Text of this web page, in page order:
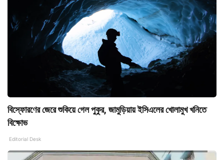
বিস্ফোরণের জেরে শুকিয়ে গেল পুকুর, জামুড়িয়ায় ইসিএলের খোলামুখ খনিতে
বিক্ষোভ
Editorial Desk